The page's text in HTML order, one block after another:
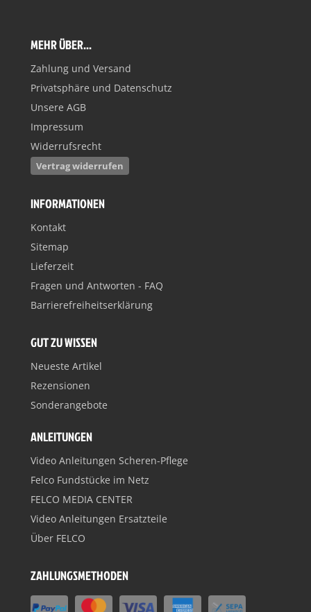
MEHR ÜBER...
Zahlung und Versand
Privatsphäre und Datenschutz
Unsere AGB
Impressum
Widerrufsrecht
Vertrag widerrufen
INFORMATIONEN
Kontakt
Sitemap
Lieferzeit
Fragen und Antworten - FAQ
Barrierefreiheitserklärung
GUT ZU WISSEN
Neueste Artikel
Rezensionen
Sonderangebote
ANLEITUNGEN
Video Anleitungen Scheren-Pflege
Felco Fundstücke im Netz
FELCO MEDIA CENTER
Video Anleitungen Ersatzteile
Über FELCO
ZAHLUNGSMETHODEN